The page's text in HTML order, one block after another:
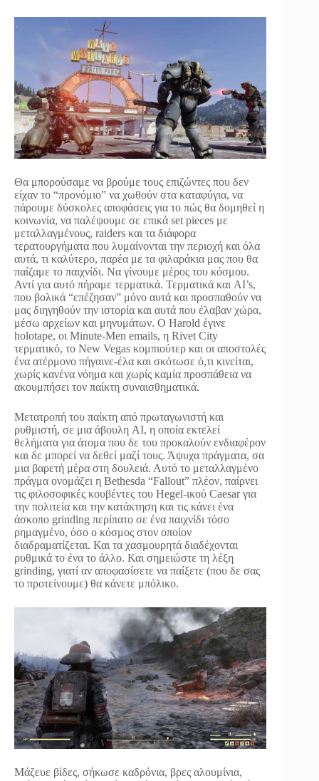
Θα μπορούσαμε να βρούμε τους επιζώντες που δεν
είχαν το “προνόμιο” να χωθούν στα καταφύγια, να
πάρουμε δύσκολες αποφάσεις για το πώς θα δομηθεί η
κοινωνία, να παλέψουμε σε επικά set pieces με
μεταλλαγμένους, raiders και τα διάφορα
τερατουργήματα που λυμαίνονται την περιοχή και όλα
αυτά, τι καλύτερο, παρέα με τα φιλαράκια μας που θα
παίζαμε το παιχνίδι. Να γίνουμε μέρος του κόσμου.
Αντί για αυτό πήραμε τερματικά. Τερματικά και AI’s,
που βολικά “επέζησαν” μόνο αυτά και προσπαθούν να
μας διηγηθούν την ιστορία και αυτά που έλαβαν χώρα,
μέσω αρχείων και μηνυμάτων. Ο Harold έγινε
holotape, οι Minute-Men emails, η Rivet City
τερματικό, το New Vegas κομπιούτερ και οι αποστολές
ένα ατέρμονο πήγαινε-έλα και σκότωσε ό,τι κινείται,
χωρίς κανένα νόημα και χωρίς καμία προσπάθεια να
ακουμπήσει τον παίκτη συναισθηματικά.
Μετατροπή του παίκτη από πρωταγωνιστή και
ρυθμιστή, σε μια άβουλη AI, η οποία εκτελεί
θελήματα για άτομα που δε του προκαλούν ενδιαφέρον
και δε μπορεί να δεθεί μαζί τους. Άψυχα πράγματα, σα
μια βαρετή μέρα στη δουλειά. Αυτό το μεταλλαγμένο
πράγμα ονομάζει η Bethesda “Fallout” πλέον, παίρνει
τις φιλοσοφικές κουβέντες του Hegel-ικού Caesar για
την πολιτεία και την κατάκτηση και τις κάνει ένα
άσκοπο grinding περίπατο σε ένα παιχνίδι τόσο
ρημαγμένο, όσο ο κόσμος στον οποίον
διαδραματίζεται. Και τα χασμουρητά διαδέχονται
ρυθμικά το ένα το άλλο. Και σημειώστε τη λέξη
grinding, γιατί αν αποφασίσετε να παίξετε (που δε σας
το προτείνουμε) θα κάνετε μπόλικο.
Μάζευε βίδες, σήκωσε καδρόνια, βρες αλουμίνια,